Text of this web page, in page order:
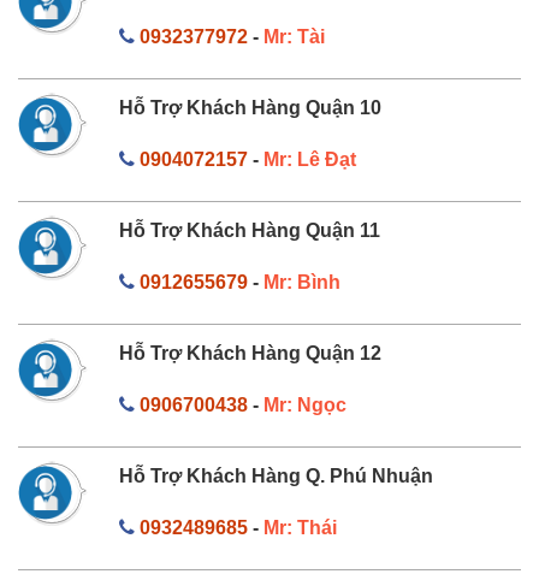
0932377972- Mr: Tài
Hỗ Trợ Khách Hàng Quận 10
0904072157- Mr: Lê Đạt
Hỗ Trợ Khách Hàng Quận 11
0912655679- Mr: Bình
Hỗ Trợ Khách Hàng Quận 12
0906700438- Mr: Ngọc
Hỗ Trợ Khách Hàng Q. Phú Nhuận
0932489685- Mr: Thái